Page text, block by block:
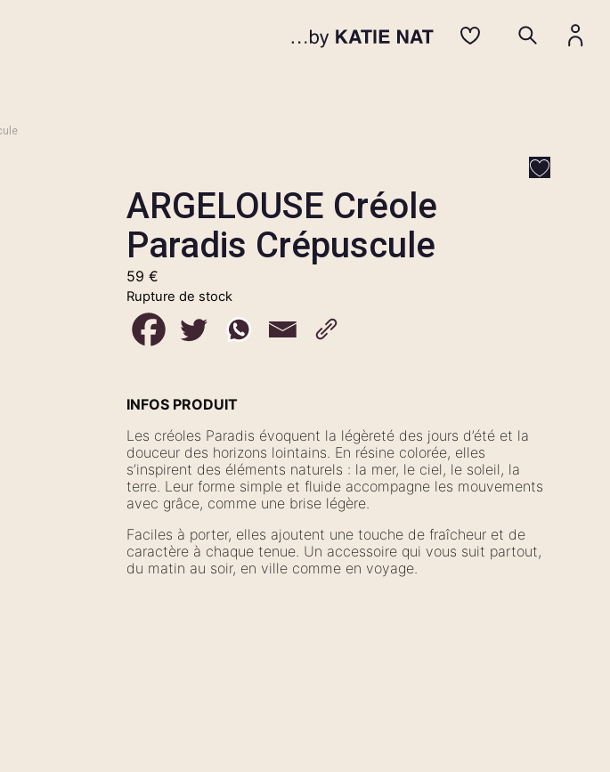
ARGELOUSE Créole
Paradis Crépuscule
59 €
Rupture de stock
INFOS PRODUIT
Les créoles Paradis évoquent la légèreté des jours d’été et la
douceur des horizons lointains. En résine colorée, elles
s’inspirent des éléments naturels : la mer, le ciel, le soleil, la
terre. Leur forme simple et fluide accompagne les mouvements
avec grâce, comme une brise légère.
Faciles à porter, elles ajoutent une touche de fraîcheur et de
caractère à chaque tenue. Un accessoire qui vous suit partout,
du matin au soir, en ville comme en voyage.